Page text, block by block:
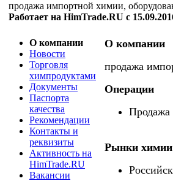
продажа импортной химии,
Работает на HimTrade.RU с
О компании
Новости
Торговля
химпродуктами
Документы
Паспорта
качества
Рекомендации
Контакты и
реквизиты
Активность на
HimTrade.RU
Вакансии
О компании
продажа
Операции
Рынки